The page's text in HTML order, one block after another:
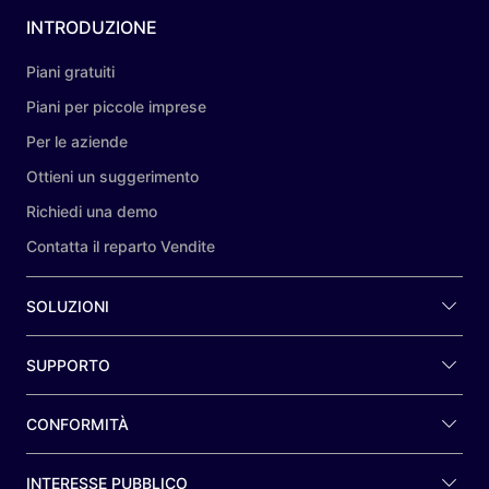
INTRODUZIONE
Piani gratuiti
Piani per piccole imprese
Per le aziende
Ottieni un suggerimento
Richiedi una demo
Contatta il reparto Vendite
SOLUZIONI
SUPPORTO
CONFORMITÀ
INTERESSE PUBBLICO